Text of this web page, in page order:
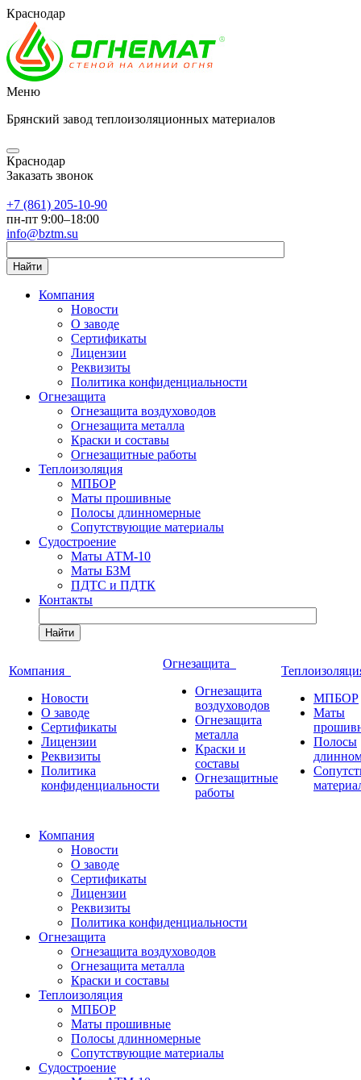
Краснодар
Меню
Брянский завод теплоизоляционных материалов
Краснодар
Заказать звонок
+7 (861) 205-10-90
пн-пт 9:00–18:00
info@bztm.su
Найти
Компания
Новости
О заводе
Сертификаты
Лицензии
Реквизиты
Политика конфиденциальности
Огнезащита
Огнезащита воздуховодов
Огнезащита металла
Краски и составы
Огнезащитные работы
Теплоизоляция
МПБОР
Маты прошивные
Полосы длинномерные
Сопутствующие материалы
Судостроение
Маты АТМ-10
Маты БЗМ
ПДТС и ПДТК
Контакты
Найти
Компания
Новости
О заводе
Сертификаты
Лицензии
Реквизиты
Политика
конфиденциальности
Огнезащита
Огнезащита
воздуховодов
Огнезащита
металла
Краски и
составы
Огнезащитные
работы
МПБОР
Маты
Полосы
Компания
Новости
О заводе
Сертификаты
Лицензии
Реквизиты
Политика конфиденциальности
Огнезащита
Огнезащита воздуховодов
Огнезащита металла
Краски и составы
Теплоизоляция
МПБОР
Маты прошивные
Полосы длинномерные
Сопутствующие материалы
Судостроение